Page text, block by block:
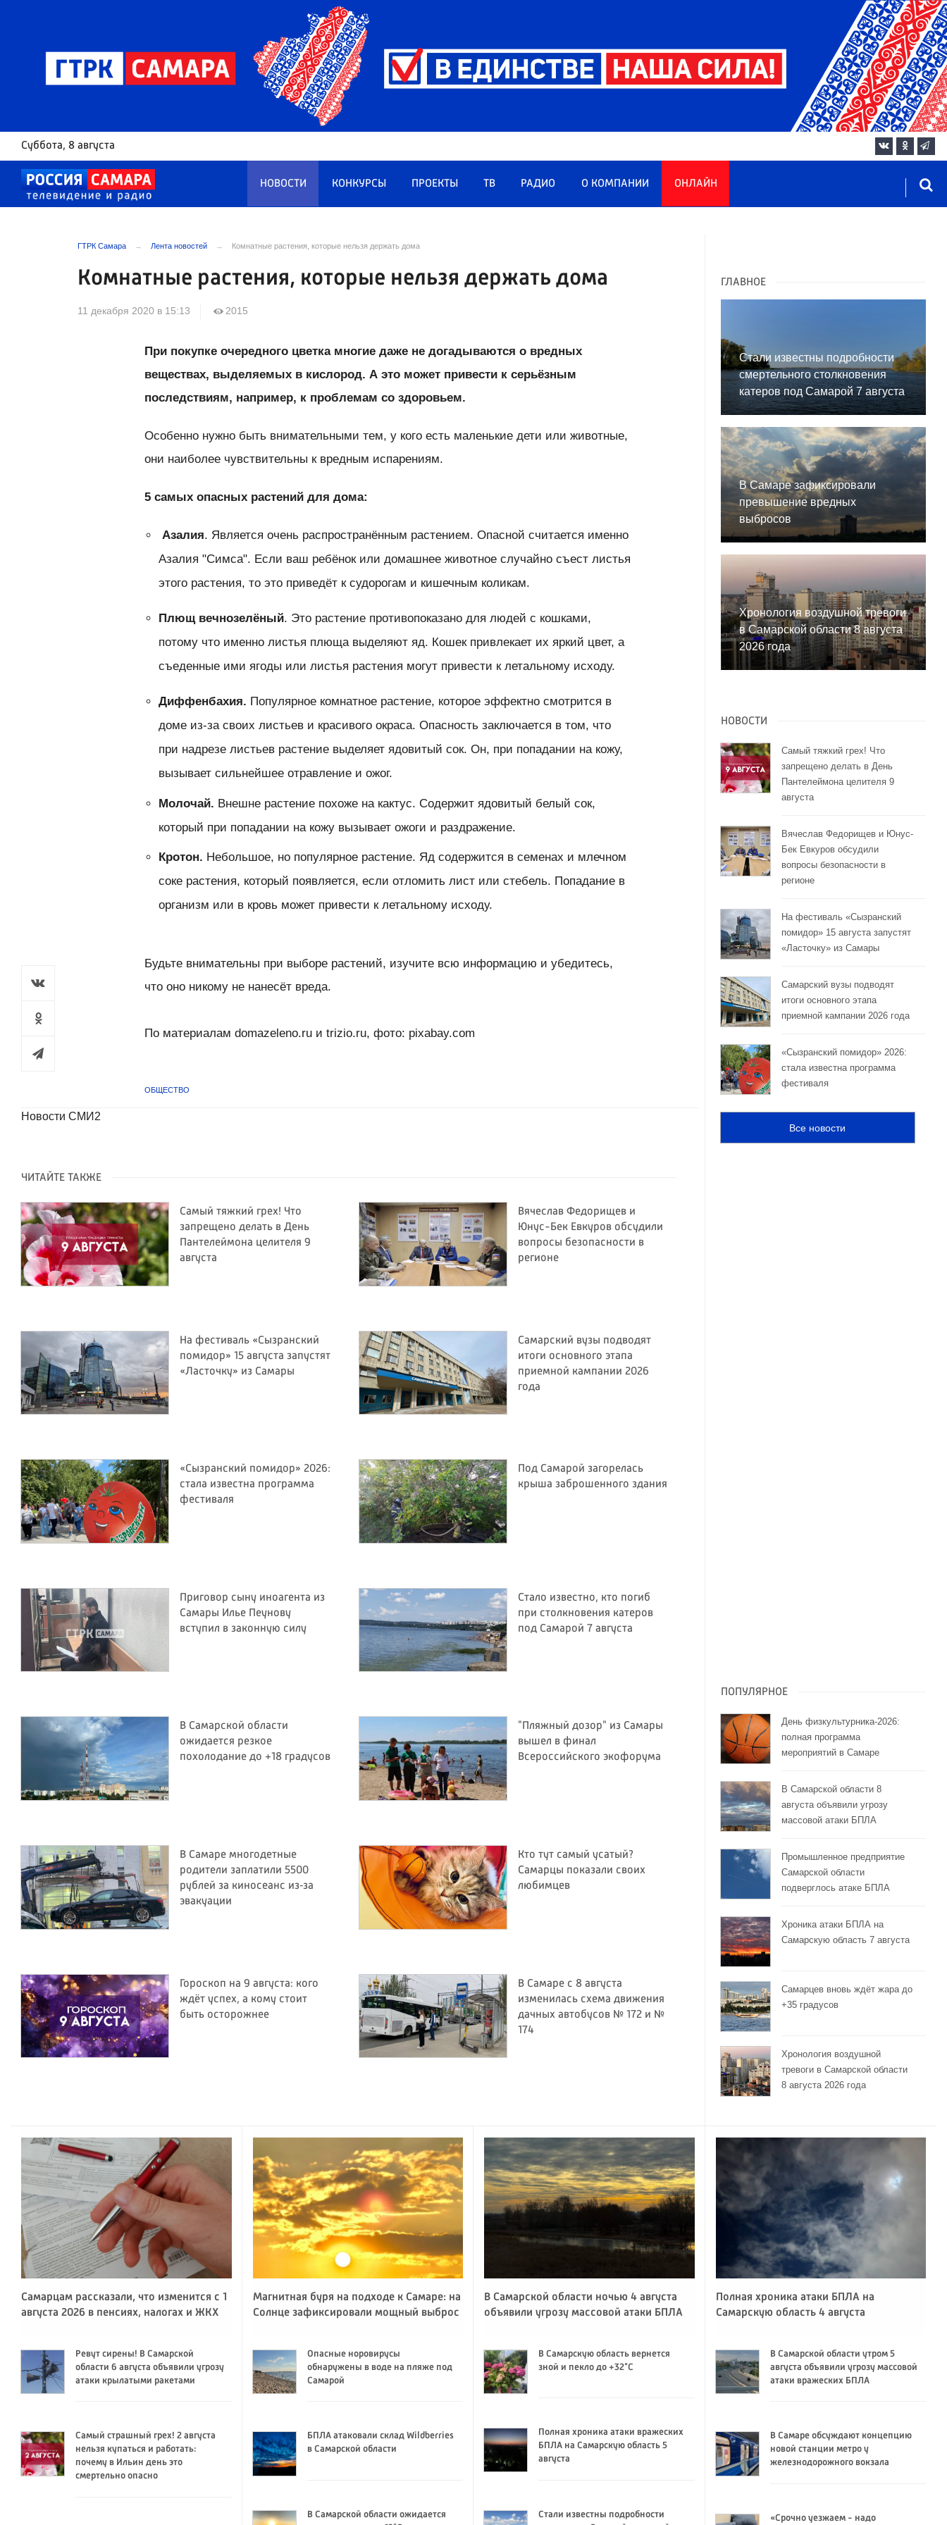
Суббота, 8 августа
НОВОСТИ КОНКУРСЫ ПРОЕКТЫ ТВ РАДИО О КОМПАНИИ ОНЛАЙН
ГТРК Самара Лента новостей Комнатные растения, которые нельзя держать дома
Комнатные растения, которые нельзя держать дома
11 декабря 2020 в 15:13 2015
При покупке очередного цветка многие даже не догадываются о вредных
веществах, выделяемых в кислород. А это может привести к серьёзным
последствиям, например, к проблемам со здоровьем.
Особенно нужно быть внимательными тем, у кого есть маленькие дети или животные,
они наиболее чувствительны к вредным испарениям.
5 самых опасных растений для дома:
Азалия. Является очень распространённым растением. Опасной считается именно
Азалия "Симса". Если ваш ребёнок или домашнее животное случайно съест листья
этого растения, то это приведёт к судорогам и кишечным коликам.
Плющ вечнозелёный. Это растение противопоказано для людей с кошками,
потому что именно листья плюща выделяют яд. Кошек привлекает их яркий цвет, а
съеденные ими ягоды или листья растения могут привести к летальному исходу.
Диффенбахия. Популярное комнатное растение, которое эффектно смотрится в
доме из-за своих листьев и красивого окраса. Опасность заключается в том, что
при надрезе листьев растение выделяет ядовитый сок. Он, при попадании на кожу,
вызывает сильнейшее отравление и ожог.
Молочай. Внешне растение похоже на кактус. Содержит ядовитый белый сок,
который при попадании на кожу вызывает ожоги и раздражение.
Кротон. Небольшое, но популярное растение. Яд содержится в семенах и млечном
соке растения, который появляется, если отломить лист или стебель. Попадание в
организм или в кровь может привести к летальному исходу.
Будьте внимательны при выборе растений, изучите всю информацию и убедитесь,
что оно никому не нанесёт вреда.
По материалам domazeleno.ru и trizio.ru, фото: pixabay.com
ОБЩЕСТВО
Новости СМИ2
ЧИТАЙТЕ ТАКЖЕ
Самый тяжкий грех! Что
запрещено делать в День
Пантелеймона целителя 9
августа
Вячеслав Федорищев и
Юнус-Бек Евкуров обсудили
вопросы безопасности в
регионе
На фестиваль «Сызранский
помидор» 15 августа запустят
«Ласточку» из Самары
Самарский вузы подводят
итоги основного этапа
приемной кампании 2026
года
«Сызранский помидор» 2026:
стала известна программа
фестиваля
Под Самарой загорелась
крыша заброшенного здания
Приговор сыну иноагента из
Самары Илье Пеунову
вступил в законную силу
Стало известно, кто погиб
при столкновения катеров
под Самарой 7 августа
В Самарской области
ожидается резкое
похолодание до +18 градусов
"Пляжный дозор" из Самары
вышел в финал
Всероссийского экофорума
В Самаре многодетные
родители заплатили 5500
рублей за киносеанс из‑за
эвакуации
Кто тут самый усатый?
Самарцы показали своих
любимцев
Гороскоп на 9 августа: кого
ждёт успех, а кому стоит
быть осторожнее
В Самаре с 8 августа
изменилась схема движения
дачных автобусов № 172 и №
174
ГЛАВНОЕ
Стали известны подробности
смертельного столкновения
катеров под Самарой 7 августа
В Самаре зафиксировали
превышение вредных
выбросов
Хронология воздушной тревоги
в Самарской области 8 августа
2026 года
НОВОСТИ
Самый тяжкий грех! Что
запрещено делать в День
Пантелеймона целителя 9
августа
Вячеслав Федорищев и Юнус-
Бек Евкуров обсудили
вопросы безопасности в
регионе
На фестиваль «Сызранский
помидор» 15 августа запустят
«Ласточку» из Самары
Самарский вузы подводят
итоги основного этапа
приемной кампании 2026 года
«Сызранский помидор» 2026:
стала известна программа
фестиваля
Все новости
ПОПУЛЯРНОЕ
День физкультурника-2026:
полная программа
мероприятий в Самаре
В Самарской области 8
августа объявили угрозу
массовой атаки БПЛА
Промышленное предприятие
Самарской области
подверглось атаке БПЛА
Хроника атаки БПЛА на
Самарскую область 7 августа
Самарцев вновь ждёт жара до
+35 градусов
Хронология воздушной
тревоги в Самарской области
8 августа 2026 года
Самарцам рассказали, что изменится с 1
августа 2026 в пенсиях, налогах и ЖКХ
Ревут сирены! В Самарской
области 6 августа объявили угрозу
атаки крылатыми ракетами
Самый страшный грех! 2 августа
нельзя купаться и работать:
почему в Ильин день это
смертельно опасно
Магнитная буря на подходе к Самаре: на
Солнце зафиксировали мощный выброс
Опасные норовирусы
обнаружены в воде на пляже под
Самарой
БПЛА атаковали склад Wildberries
в Самарской области
В Самарской области ожидается
В Самарской области ночью 4 августа
объявили угрозу массовой атаки БПЛА
В Самарскую область вернется
зной и пекло до +32°C
Полная хроника атаки вражеских
БПЛА на Самарскую область 5
августа
Стали известны подробности
Полная хроника атаки БПЛА на
Самарскую область 4 августа
В Самарской области утром 5
августа объявили угрозу массовой
атаки вражеских БПЛА
В Самаре обсуждают концепцию
новой станции метро у
железнодорожного вокзала
«Срочно уезжаем - надо